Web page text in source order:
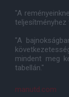
"A
teljesítményhez
"A
mindent meg
tabellán."
manutd.com